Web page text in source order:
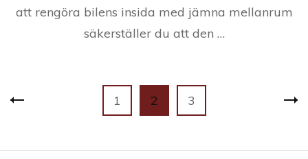
att rengöra bilens insida med jämna mellanrum
säkerställer du att den …
SidnumreringPage
1 Page
2 Page
3